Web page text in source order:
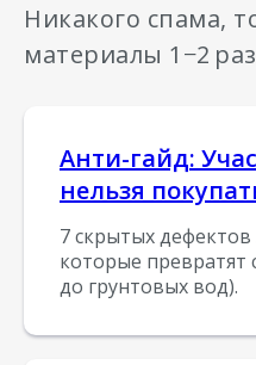
Никакого спама,
материалы 1−2
Анти-гайд:
нельзя
7 скрытых
которые превратят
до грунтовых вод).